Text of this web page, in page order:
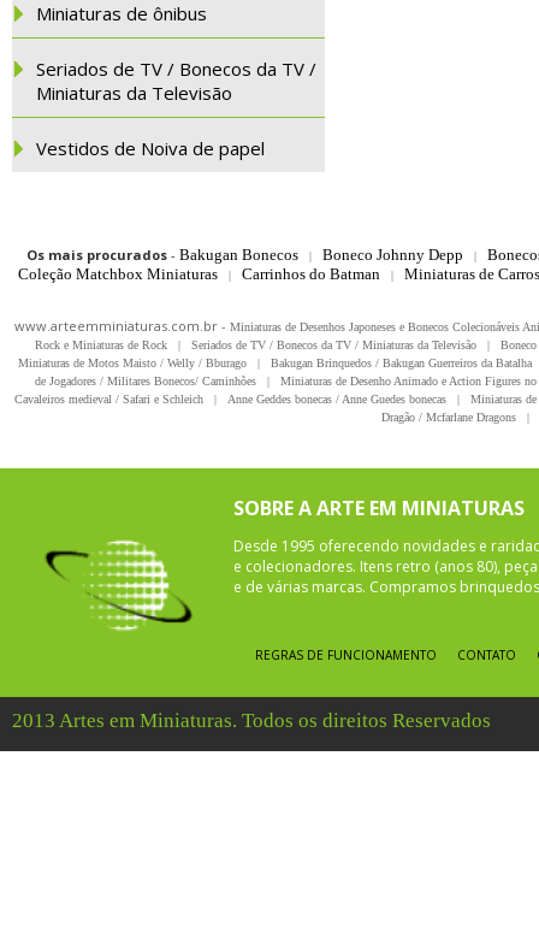
Miniaturas de ônibus
Seriados de TV / Bonecos da TV /
Miniaturas da Televisão
Vestidos de Noiva de papel
Os mais procurados- Bakugan Bonecos | Boneco Johnny Depp |
Coleção Matchbox Miniaturas
| Carrinhos do Batman | Miniaturas de
www.arteemminiaturas.com.br - Miniaturas de Desenhos Japoneses e Bonecos Colecionáveis
Rock e Miniaturas de Rock
| Seriados de TV / Bonecos da TV / Miniaturas da Televisão |
Miniaturas de Motos Maisto / Welly / Bburago
| Bakugan Brinquedos / Bakugan Guerreiros da Batalha
de Jogadores / Militares Bonecos/ Caminhões
|
Miniaturas de Desenho Animado e Action Figures
Cavaleiros medieval / Safari e Schleich
| Anne Geddes bonecas / Anne Guedes bonecas |
Miniaturas
Dragão / Mcfarlane Dragons
|
SOBRE A ARTE EM MINIATURAS
Desde 1995 oferecendo novidades e
e colecionadores. Itens retro (anos 80),
e de várias marcas. Compramos
REGRAS DE FUNCIONAMENTO CONTATO
2013 Artes em Miniaturas. Todos os direitos Reservados